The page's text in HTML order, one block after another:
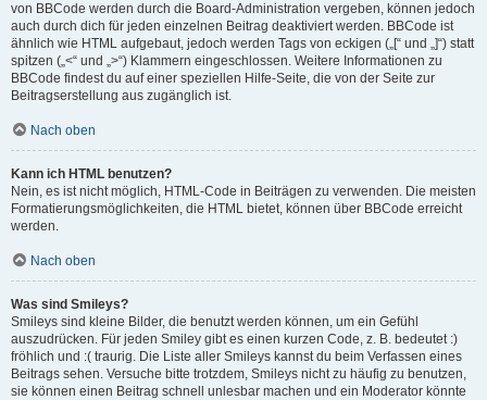
von BBCode werden durch die Board-Administration vergeben, können jedoch
auch durch dich für jeden einzelnen Beitrag deaktiviert werden. BBCode ist
ähnlich wie HTML aufgebaut, jedoch werden Tags von eckigen („[“ und „]“) statt
spitzen („<“ und „>“) Klammern eingeschlossen. Weitere Informationen zu
BBCode findest du auf einer speziellen Hilfe-Seite, die von der Seite zur
Beitragserstellung aus zugänglich ist.
Nach oben
Kann ich HTML benutzen?
Nein, es ist nicht möglich, HTML-Code in Beiträgen zu verwenden. Die meisten
Formatierungsmöglichkeiten, die HTML bietet, können über BBCode erreicht
werden.
Nach oben
Was sind Smileys?
Smileys sind kleine Bilder, die benutzt werden können, um ein Gefühl
auszudrücken. Für jeden Smiley gibt es einen kurzen Code, z. B. bedeutet :)
fröhlich und :( traurig. Die Liste aller Smileys kannst du beim Verfassen eines
Beitrags sehen. Versuche bitte trotzdem, Smileys nicht zu häufig zu benutzen,
sie können einen Beitrag schnell unlesbar machen und ein Moderator könnte